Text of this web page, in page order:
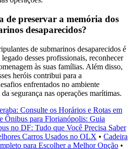
de preservar a memória dos
desaparecidos?
de submarinos desaparecidos é
desses profissionais, reconhecer
às suas famílias. Além disso,
heróis contribui para a
enfrentados no ambiente
segurança nas operações marítimas.
Consulte os Horários e Rotas em
Ônibus para Florianópolis: Guia
no DF: Tudo que Você Precisa Saber
Carros Usados no OLX • Cadeira
para Escolher a Melhor Opção •